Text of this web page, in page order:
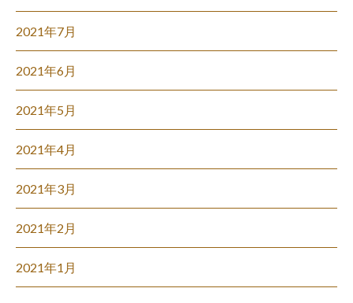
2021年7月
2021年6月
2021年5月
2021年4月
2021年3月
2021年2月
2021年1月